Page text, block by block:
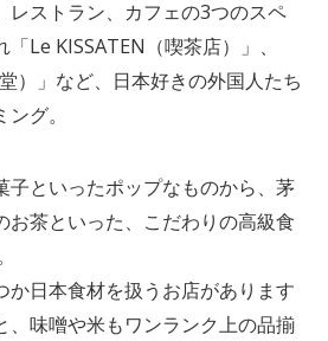
レストラン、カフェの3つのスペ
Le KISSATEN（喫茶店）」、
）」など、日本好きの外国人たち
グ。
子といったポップなものから、茅
お茶といった、こだわりの高級食
か日本食材を扱うお店があります
、味噌や米もワンランク上の品揃